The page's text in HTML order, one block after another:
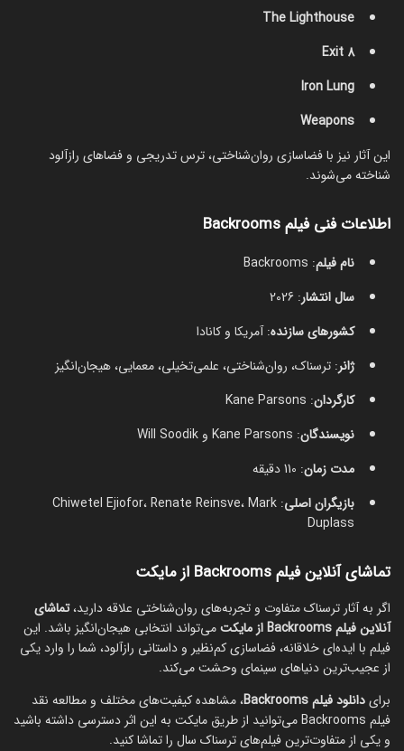
The Lighthouse
Exit 8
Iron Lung
Weapons
این آثار نیز با فضاسازی روان‌شناختی، ترس تدریجی و فضاهای رازآلود
شناخته می‌شوند.
اطلاعات فنی فیلم Backrooms
نام فیلم: Backrooms
سال انتشار: 2026
کشورهای سازنده: آمریکا و کانادا
ژانر: ترسناک، روان‌شناختی، علمی‌تخیلی، معمایی، هیجان‌انگیز
کارگردان: Kane Parsons
نویسندگان: Kane Parsons و Will Soodik
مدت زمان: 110 دقیقه
بازیگران اصلی : Chiwetel Ejiofor، Renate Reinsve، Mark
Duplass
تماشای آنلاین فیلم Backrooms از مایکت
اگر به آثار ترسناک متفاوت و تجربه‌های روان‌شناختی علاقه دارید،تماشای
آنلاین فیلم Backrooms از مایکت
می‌تواند انتخابی هیجان‌انگیز باشد. این
فیلم با ایده‌ای خلاقانه، فضاسازی کم‌نظیر و داستانی رازآلود، شما را وارد یکی
از عجیب‌ترین دنیاهای سینمای وحشت می‌کند.
برایدانلود فیلم Backrooms
، مشاهده کیفیت‌های مختلف و مطالعه نقد
فیلم Backrooms می‌توانید از طریق مایکت به این اثر دسترسی داشته باشید
و یکی از متفاوت‌ترین فیلم‌های ترسناک سال را تماشا کنید.